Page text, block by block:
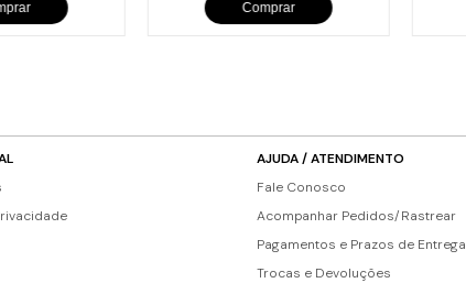
Comprar
AJUDA / ATENDIMENTO
Fale Conosco
Acompanhar Pedidos/Rastrear
Pagamentos e Prazos de Entrega
Trocas e Devoluções